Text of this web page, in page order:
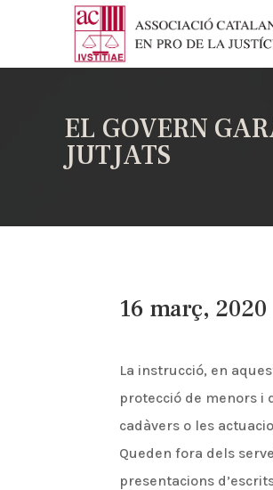
EL GOVERN
JUTJATS
16 març, 2020
La instrucció, en
protecció de menors i
cadàvers o les
Queden fora dels
presentacions